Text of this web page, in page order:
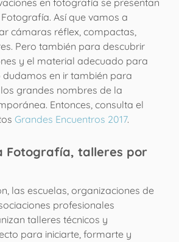
en fotografía se presentan
Así que vamos a
cámaras réflex, compactas,
Pero también para descubrir
y el material adecuado para
dudamos en ir también para
grandes nombres de la
Entonces, consulta el
Grandes Encuentros 2017.
Fotografía, talleres por
las escuelas, organizaciones de
profesionales
talleres técnicos y
para iniciarte, formarte y